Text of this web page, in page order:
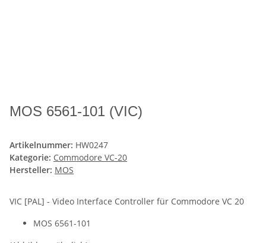
MOS 6561-101 (VIC)
Artikelnummer: HW0247
Kategorie: Commodore VC-20
Hersteller: MOS
VIC [PAL] - Video Interface Controller für Commodore VC 20
MOS 6561-101